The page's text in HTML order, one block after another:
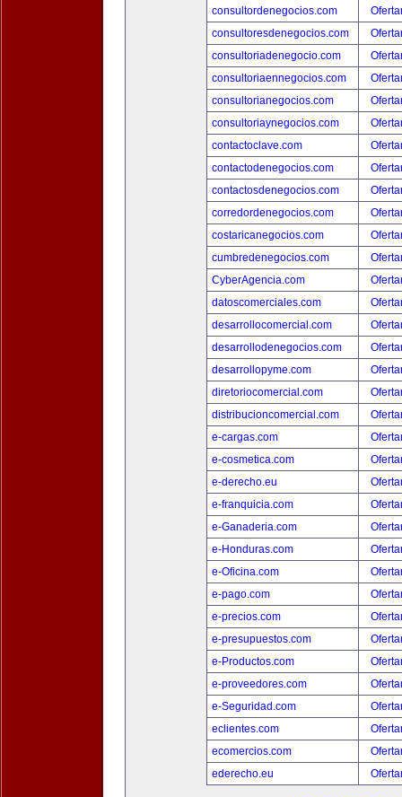
consultordenegocios.com
consultoresdenegocios.com
consultoriadenegocio.com
consultoriaennegocios.com
consultorianegocios.com
consultoriaynegocios.com
contactoclave.com
contactodenegocios.com
contactosdenegocios.com
corredordenegocios.com
costaricanegocios.com
cumbredenegocios.com
CyberAgencia.com
datoscomerciales.com
desarrollocomercial.com
desarrollodenegocios.com
desarrollopyme.com
diretoriocomercial.com
distribucioncomercial.com
e-cargas.com
e-cosmetica.com
e-derecho.eu
e-franquicia.com
e-Ganaderia.com
e-Honduras.com
e-Oficina.com
e-pago.com
e-precios.com
e-presupuestos.com
e-Productos.com
e-proveedores.com
e-Seguridad.com
eclientes.com
ecomercios.com
ederecho.eu